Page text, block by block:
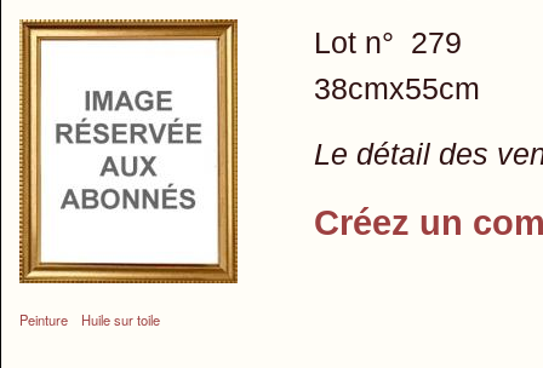
Peinture Huile sur toile
Lot n° 279
38cmx55cm
Le détail des
Créez un